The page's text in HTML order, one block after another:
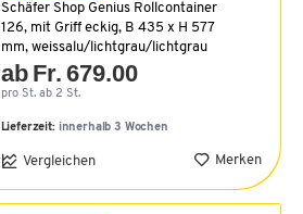
Schäfer Shop Genius Rollcontainer
126, mit Griff eckig, B 435 x H 577
mm, weissalu/lichtgrau/lichtgrau
ab Fr. 679.00
pro St. ab 2 St.
Lieferzeit: innerhalb 3 Wochen
Vergleichen Merken